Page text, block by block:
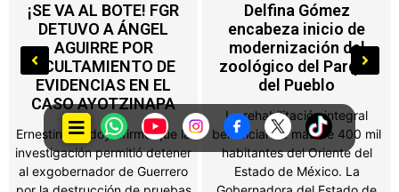
Delfina Gómez
encabeza inicio de
modernización del
zoológico del Parque
del Pueblo
La rehabilitación integral
beneficiará a más de 400 mil
habitantes del Oriente del
Estado de México. La
Nuevo impuesto en
Edoméx alcanza a
máquinas de
videojuegos, ferias y
salones de fiesta
Propietarios de negocios,
salones de fiestas, ferias y
establecimientos que
obtengan ingresos por juegos